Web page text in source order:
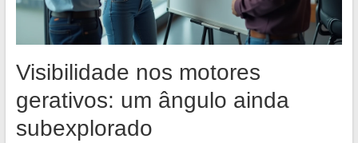
Visibilidade nos motores
gerativos: um ângulo ainda
subexplorado